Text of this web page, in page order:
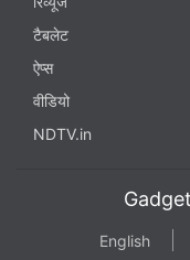
टैबलेट
ऐप्स
वीडियो
NDTV.in
English